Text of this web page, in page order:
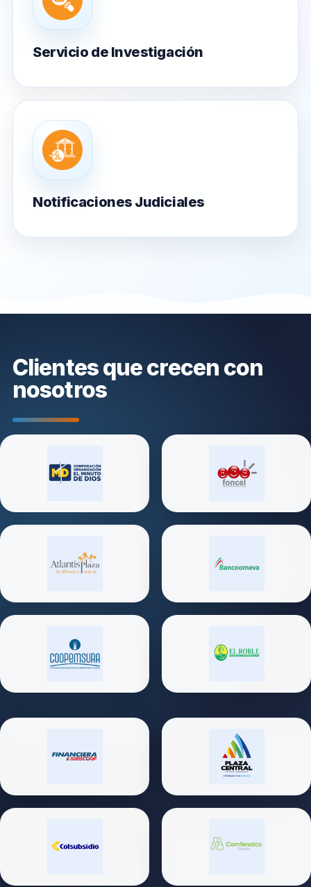
Servicio de Investigación
Notificaciones Judiciales
Clientes que crecen con
nosotros